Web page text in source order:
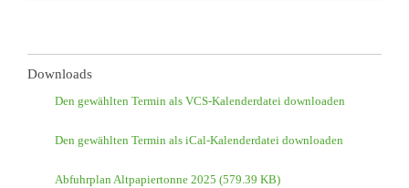
Downloads
Den gewählten Termin als VCS-Kalenderdatei downloaden
Den gewählten Termin als iCal-Kalenderdatei downloaden
Abfuhrplan Altpapiertonne 2025 (579.39 KB)